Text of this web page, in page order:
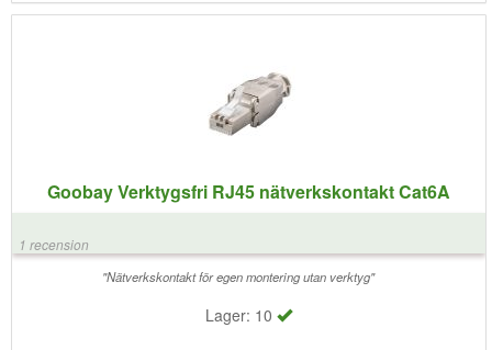
Goobay Verktygsfri RJ45 nätverkskontakt Cat6A
1 recension
"Nätverkskontakt för egen montering utan verktyg"
Lager: 10